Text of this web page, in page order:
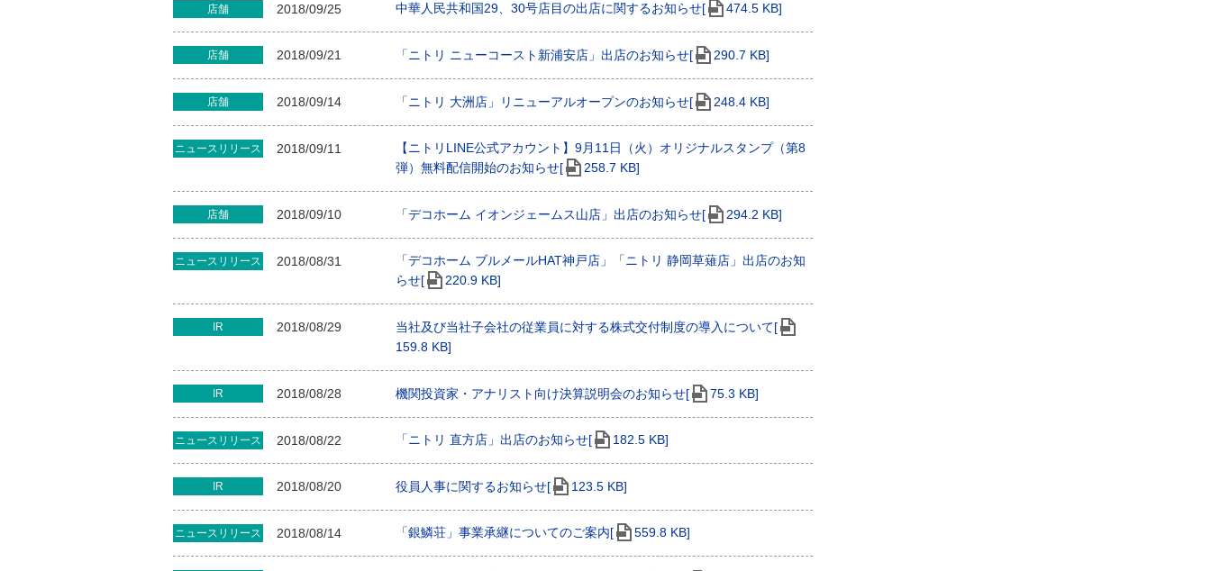
店舗 2018/09/25 中華人民共和国29、30号店目の出店に関するお知らせ[ 474.5 KB]
店舗 2018/09/21 「ニトリ ニューコースト新浦安店」出店のお知らせ[ 290.7 KB]
店舗 2018/09/14 「ニトリ 大洲店」リニューアルオープンのお知らせ[ 248.4 KB]
ニュースリリース 2018/09/11
【ニトリLINE公式アカウント】9月11日（火）オリジナルスタンプ（第8
弾）無料配信開始のお知らせ[
258.7 KB]
店舗 2018/09/10 「デコホーム イオンジェームス山店」出店のお知らせ[ 294.2 KB]
ニュースリリース 2018/08/31
「デコホーム ブルメールHAT神戸店」「ニトリ 静岡草薙店」出店のお知
らせ[
220.9 KB]
IR 2018/08/29
当社及び当社子会社の従業員に対する株式交付制度の導入について[
159.8 KB]
IR 2018/08/28 機関投資家・アナリスト向け決算説明会のお知らせ[ 75.3 KB]
ニュースリリース 2018/08/22 「ニトリ 直方店」出店のお知らせ[ 182.5 KB]
IR 2018/08/20 役員人事に関するお知らせ[ 123.5 KB]
ニュースリリース 2018/08/14 「銀鱗荘」事業承継についてのご案内[ 559.8 KB]